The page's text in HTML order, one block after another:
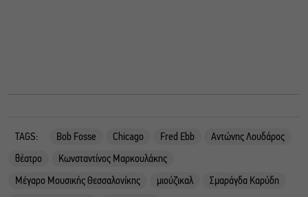
TAGS: Bob Fosse Chicago Fred Ebb
Αντώνης Λουδάρος
θέατρο
Κωνσταντίνος Μαρκουλάκης
Μέγαρο Μουσικής Θεσσαλονίκης
μιούζικαλ
Σμαράγδα Καρύδη